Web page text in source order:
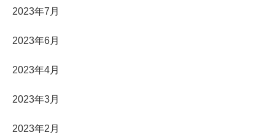
2023年7月
2023年6月
2023年4月
2023年3月
2023年2月